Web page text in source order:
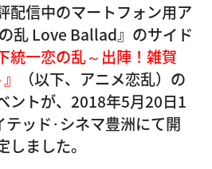
配信中のマートフォン用ア
乱 Love Ballad』のサイド
統一恋の乱～出陣！雑賀
（以下、アニメ恋乱）の
ントが、2018年5月20日1
ッド･シネマ豊洲にて開
ました。